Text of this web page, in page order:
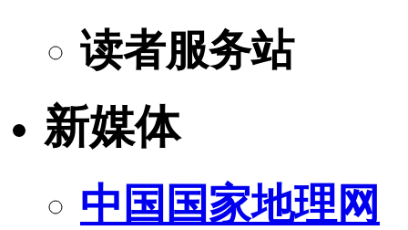
读者服务站
新媒体
中国国家地理网